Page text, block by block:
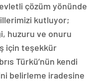
çözüm yönünde
kutluyor;
huzuru ve onuru
için teşekkür
Türkü’nün kendi
belirleme iradesine